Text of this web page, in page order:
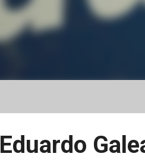
Eduardo